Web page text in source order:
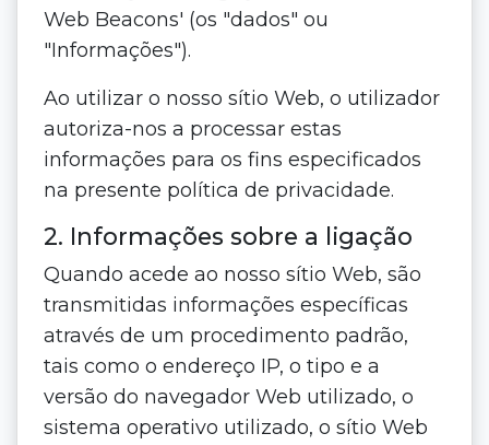
Web Beacons' (os "dados" ou
"Informações").
Ao utilizar o nosso sítio Web, o utilizador
autoriza-nos a processar estas
informações para os fins especificados
na presente política de privacidade.
2. Informações sobre a ligação
Quando acede ao nosso sítio Web, são
transmitidas informações específicas
através de um procedimento padrão,
tais como o endereço IP, o tipo e a
versão do navegador Web utilizado, o
sistema operativo utilizado, o sítio Web